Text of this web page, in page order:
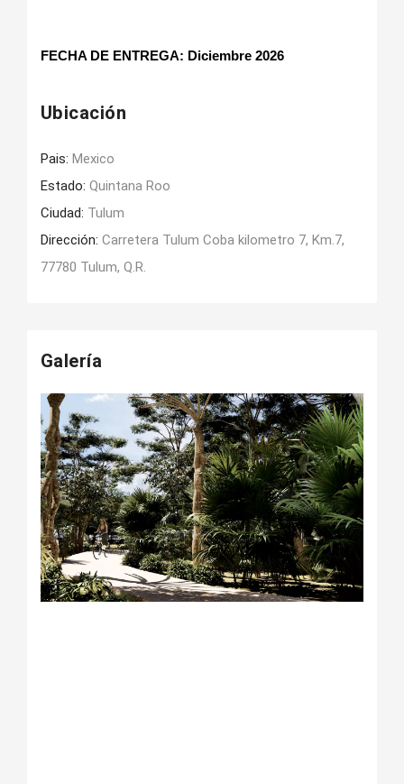
FECHA DE ENTREGA: Diciembre 2026
Ubicación
Pais: Mexico
Estado: Quintana Roo
Ciudad: Tulum
Dirección: Carretera Tulum Coba kilometro 7, Km.7,
77780 Tulum, Q.R.
Galería